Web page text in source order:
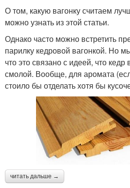
О том, какую вагонку считаем
можно узнать из этой статьи.
Однако часто можно встретить
парилку кедровой вагонкой. Но
что это связано с идеей, что кедр
смолой. Вообще, для аромата
стоило бы отделать хотя бы
читать дальше →